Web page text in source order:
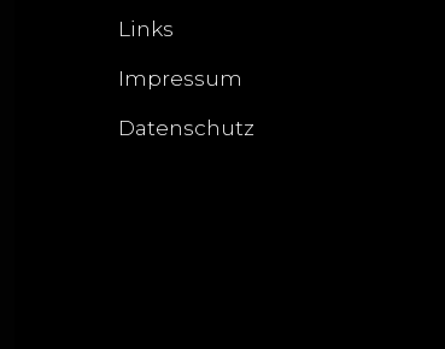
Links
Impressum
Datenschutz